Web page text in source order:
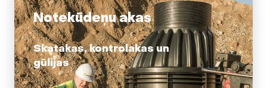
Notekūdeņu akas
Skatakas, kontrolakas un
gūlijas